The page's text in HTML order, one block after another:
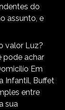
do
assunto, e
valor Luz?
pode achar
Em
Infantil, Buffet
entre
sua